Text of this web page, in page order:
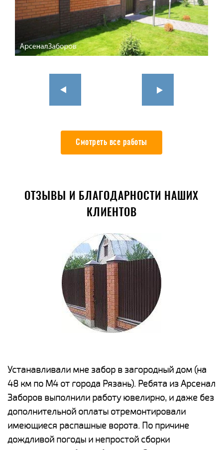
Смотреть все работы
ОТЗЫВЫ И БЛАГОДАРНОСТИ НАШИХ
КЛИЕНТОВ
Устанавливали мне забор в загородный дом (на
48 км по М4 от города Рязань). Ребята из Арсенал
Заборов выполнили работу ювелирно, и даже без
дополнительной оплаты отремонтировали
имеющиеся распашные ворота. По причине
дождливой погоды и непростой сборки